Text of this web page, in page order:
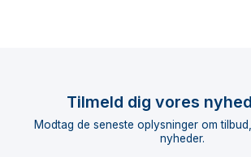
Tilmeld dig vores
Modtag de seneste oplysninger om
nyheder.